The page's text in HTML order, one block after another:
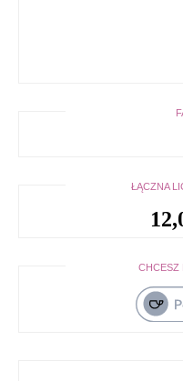
ŁĄCZNA
CHCESZ